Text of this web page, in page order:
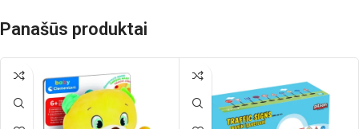
cm
Panašūs produktai